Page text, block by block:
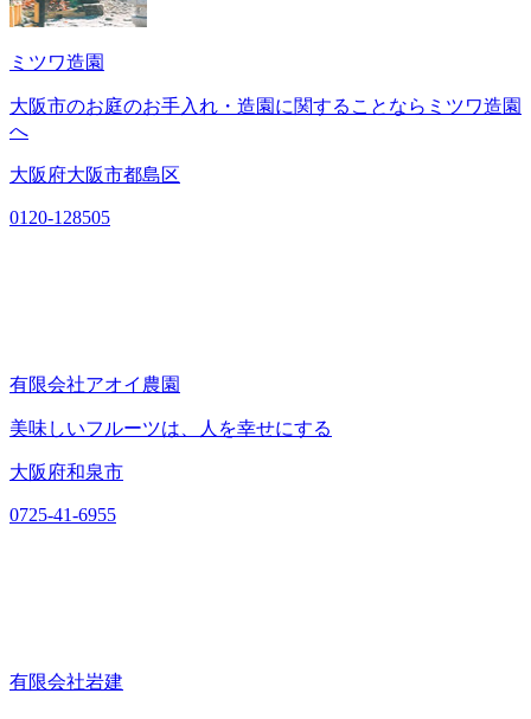
ミツワ造園
大阪市のお庭のお手入れ・造園に関することならミツワ造園
へ
大阪府大阪市都島区
0120-128505
有限会社アオイ農園
美味しいフルーツは、人を幸せにする
大阪府和泉市
0725-41-6955
有限会社岩建